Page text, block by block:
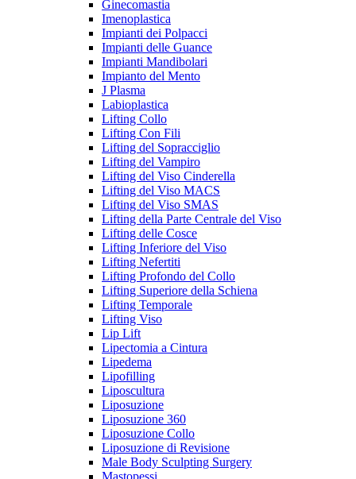
Ginecomastia
Imenoplastica
Impianti dei Polpacci
Impianti delle Guance
Impianti Mandibolari
Impianto del Mento
J Plasma
Labioplastica
Lifting Collo
Lifting Con Fili
Lifting del Sopracciglio
Lifting del Vampiro
Lifting del Viso Cinderella
Lifting del Viso MACS
Lifting del Viso SMAS
Lifting della Parte Centrale del Viso
Lifting delle Cosce
Lifting Inferiore del Viso
Lifting Nefertiti
Lifting Profondo del Collo
Lifting Superiore della Schiena
Lifting Temporale
Lifting Viso
Lip Lift
Lipectomia a Cintura
Lipedema
Lipofilling
Liposcultura
Liposuzione
Liposuzione 360
Liposuzione Collo
Liposuzione di Revisione
Male Body Sculpting Surgery
Mastopessi